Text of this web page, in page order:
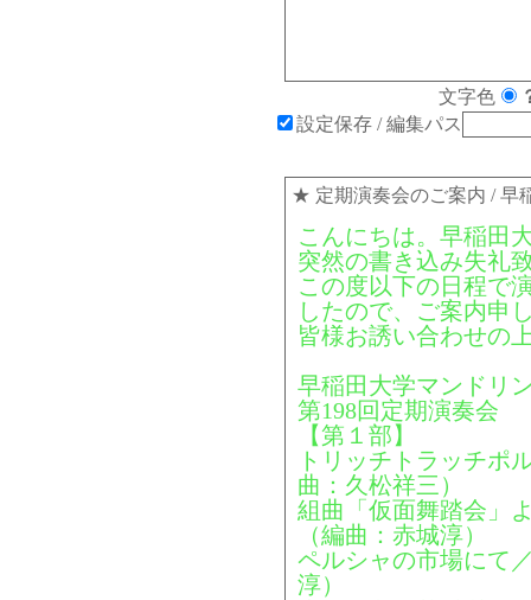
文字色
設定保存/ 編集パス
★ 定期演奏会のご案内 / 早
こんにちは。早稲田
突然の書き込み失礼
この度以下の日程で
したので、ご案内申
皆様お誘い合わせの
早稲田大学マンドリ
第198回定期演奏会
【第１部】
トリッチトラッチ
曲：久松祥三）
組曲「仮面舞踏会」
（編曲：赤城淳）
ペルシャの市場にて
淳）